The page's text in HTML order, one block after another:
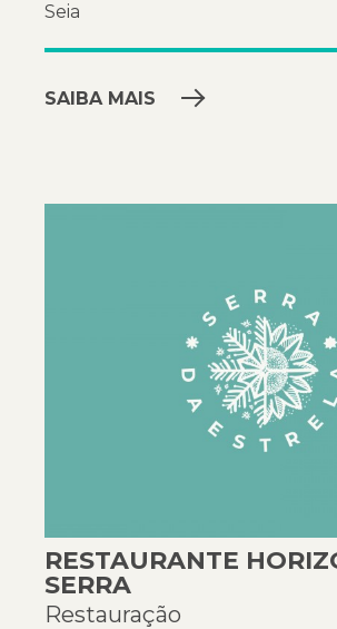
Seia
SAIBA MAIS
RESTAURANTE
SERRA
Restauração